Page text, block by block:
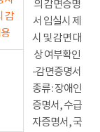
감
의 감면증명
서 입실시 제
시 및 감면 대
상 여부확인
-감면증명서
종류 : 장애인
증명서, 수급
자증명서, 국